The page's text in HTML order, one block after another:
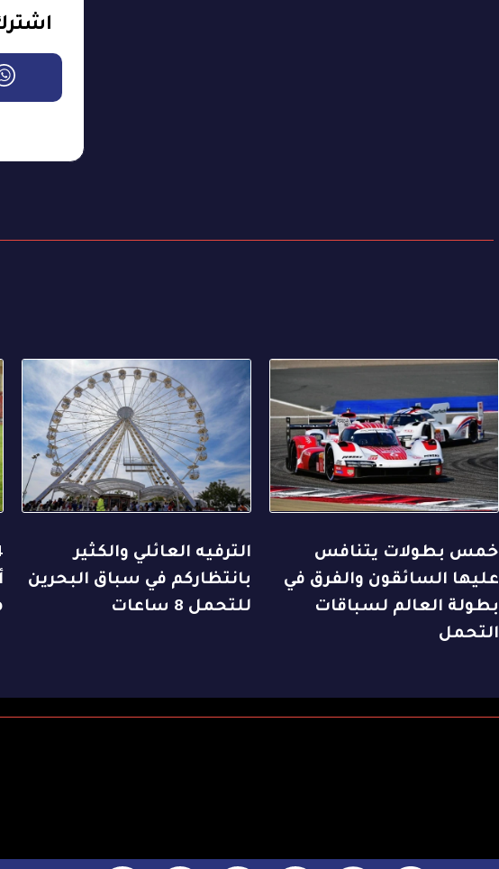
خمس بطولات يتنافس
عليها السائقون والفرق في
بطولة العالم لسباقات
التحمل
الترفيه العائلي والكثير
بانتظاركم في سباق البحرين
للتحمل 8 ساعات